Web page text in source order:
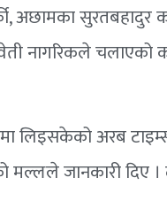
अछामका सुरतबहादुर
नागरिकले
लिइसकेको अरब
मल्लले जानकारी